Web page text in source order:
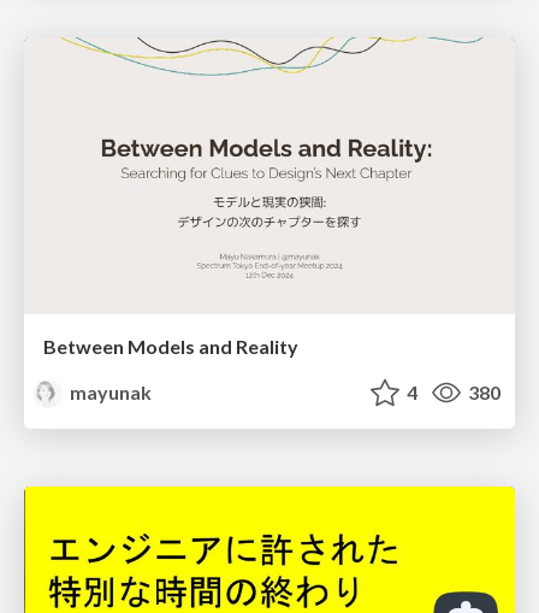
Between Models and Reality
mayunak
4 380